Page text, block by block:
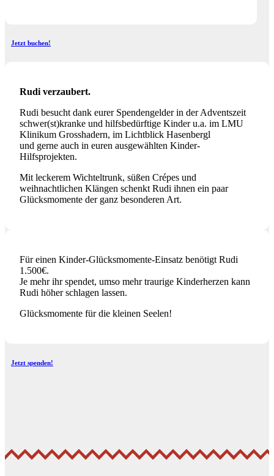
Jetzt buchen!
Rudi verzaubert.
Rudi besucht dank eurer Spendengelder in der Adventszeit
schwer(st)kranke und hilfsbedürftige Kinder u.a. im LMU
Klinikum Grosshadern, im Lichtblick Hasenbergl
und gerne auch in euren ausgewählten Kinder-
Hilfsprojekten.
Mit leckerem Wichteltrunk, süßen Crépes und
weihnachtlichen Klängen schenkt Rudi ihnen ein paar
Glücksmomente der ganz besonderen Art.
Für einen Kinder-Glücksmomente-Einsatz benötigt Rudi
1.500€.
Je mehr ihr spendet, umso mehr traurige Kinderherzen kann
Rudi höher schlagen lassen.
Glücksmomente für die kleinen Seelen!
Jetzt spenden!